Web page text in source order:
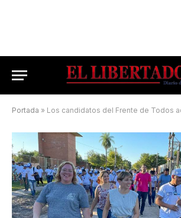
Portada » Los candidatos del Frente de Todos acaparan